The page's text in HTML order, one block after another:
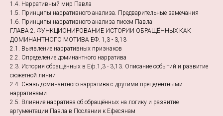
1.4. Нарративный мир Павла
1.5. Принципы нарративного анализа. Предварительные замечания
1.6. Принципы нарративного анализа писем Павла
ГЛАВА 2. ФУНКЦИОНИРОВАНИЕ ИСТОРИИ ОБРАЩЁННЫХ КАК
ДОМИНАНТНОГО МОТИВА ЕФ. 1,3 - 3,13
2.1. Выявление нарративных признаков
2.2. Определение доминантного нарратива
2.3. История обращённых в Еф.1,3 - 3,13. Описание событий и развитие
сюжетной линии
2.4. Связь доминантного нарратива с другими прецедентными
нарративами
2.5. Влияние нарратива об обращённых на логику и развитие
аргументации Павла в Послании к Ефесянам